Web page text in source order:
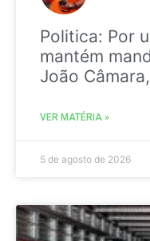
Politica: Por
mantém
João
VER MATÉRIA »
5 de agosto de 2026